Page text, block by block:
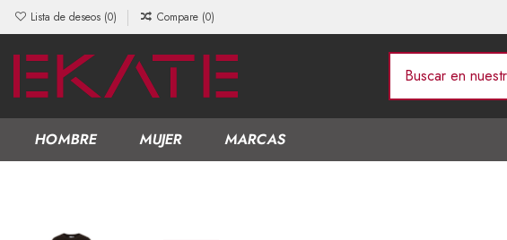
Lista de deseos (0) Compare (0)
HOMBRE MUJER MARCAS